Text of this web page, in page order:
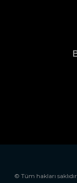
© Tüm hakları